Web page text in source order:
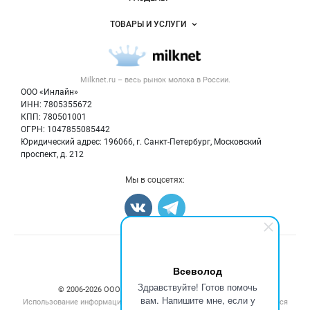
Всеволод
Здравствуйте! Готов помочь
вам. Напишите мне, если у
Milknet.ru – весь рынок молокав России.
ООО «Инлайн»
ИНН: 7805355672
КПП: 780501001
ОГРН: 1047855085442
Юридический адрес: 196066, г. Санкт-Петербург, Московский
проспект, д. 212
Размещение рекламы
Публичная оферта
Контактная информация
Политика обработки персональных данных
Объявления
Новости рынка
ТОВАРЫ И УСЛУГИ
Молочная продукция
Вторичное сырье
Оборудование
Мы в соцсетях:
© 2006‑2026 ООО “Инлайн”. 12+ Все права защищены.
Использование информации, размещенной на данном сайте, допускается